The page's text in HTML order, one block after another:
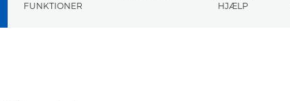
FUNKTIONER
HJÆLP